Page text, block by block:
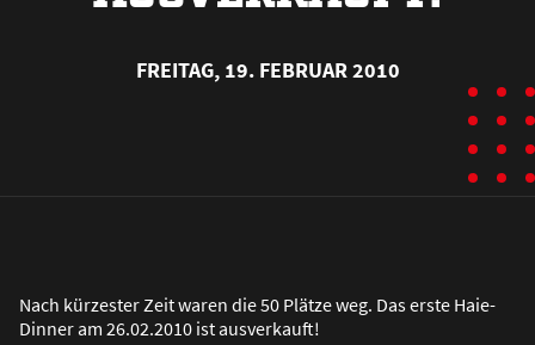
FREITAG, 19. FEBRUAR 2010
Nach kürzester Zeit waren die 50 Plätze weg. Das erste Haie-
Dinner am 26.02.2010 ist ausverkauft!